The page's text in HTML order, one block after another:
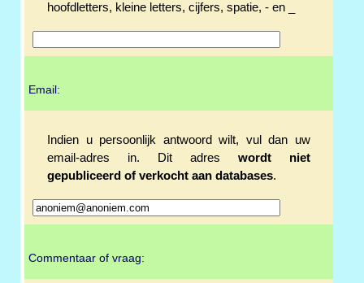
hoofdletters, kleine letters, cijfers, spatie, - en _
Email:
Indien u persoonlijk antwoord wilt, vul dan uw
email-adres in. Dit adres wordt niet
gepubliceerd of verkocht aan databases.
Commentaar of vraag: